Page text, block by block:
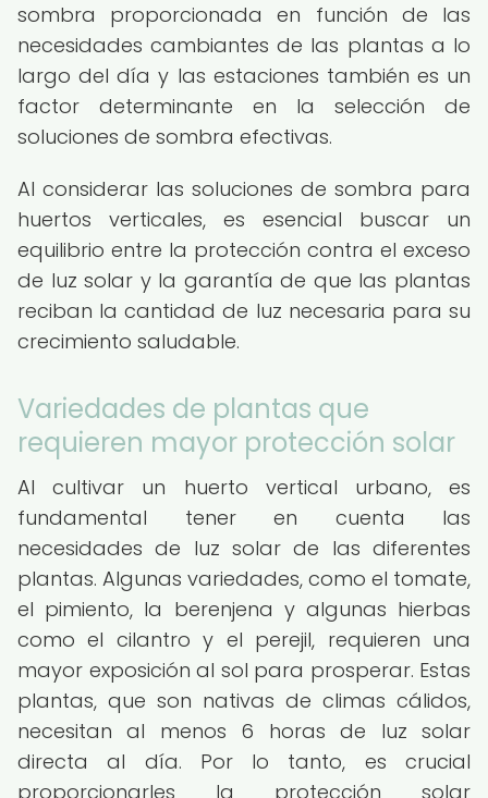
sombra proporcionada en función de las
necesidades cambiantes de las plantas a lo
largo del día y las estaciones también es un
factor determinante en la selección de
soluciones de sombra efectivas.
Al considerar las soluciones de sombra para
huertos verticales, es esencial buscar un
equilibrio entre la protección contra el exceso
de luz solar y la garantía de que las plantas
reciban la cantidad de luz necesaria para su
crecimiento saludable.
Variedades de plantas que
requieren mayor protección solar
Al cultivar un huerto vertical urbano, es
fundamental tener en cuenta las
necesidades de luz solar de las diferentes
plantas. Algunas variedades, como el tomate,
el pimiento, la berenjena y algunas hierbas
como el cilantro y el perejil, requieren una
mayor exposición al sol para prosperar. Estas
plantas, que son nativas de climas cálidos,
necesitan al menos 6 horas de luz solar
directa al día. Por lo tanto, es crucial
proporcionarles la protección solar